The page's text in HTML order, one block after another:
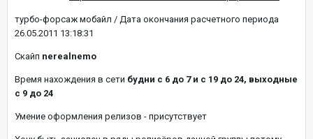
турбо-форсаж мобайл / Дата окончания расчетного периода
26.05.2011 13:18:31
Скайп nerealnemo
Время нахождения в сети будни с 6 до 7 и с 19 до 24, выходные
с 9 до 24
Умение оформления релизов - присутствует